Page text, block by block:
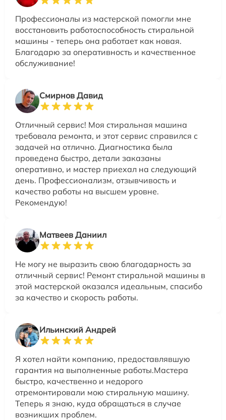
Профессионалы из мастерской помогли мне
восстановить работоспособность стиральной
машины - теперь она работает как новая.
Благодарю за оперативность и качественное
обслуживание!
Смирнов Давид
Отличный сервис! Моя стиральная машина
требовала ремонта, и этот сервис справился с
задачей на отлично. Диагностика была
проведена быстро, детали заказаны
оперативно, и мастер приехал на следующий
день. Профессионализм, отзывчивость и
качество работы на высшем уровне.
Рекомендую!
Матвеев Даниил
Не могу не выразить свою благодарность за
отличный сервис! Ремонт стиральной машины в
этой мастерской оказался идеальным, спасибо
за качество и скорость работы.
Ильинский Андрей
Я хотел найти компанию, предоставлявшую
гарантия на выполненные работы.Мастера
быстро, качественно и недорого
отремонтировали мою стиральную машину.
Теперь я знаю, куда обращаться в случае
возникших проблем.